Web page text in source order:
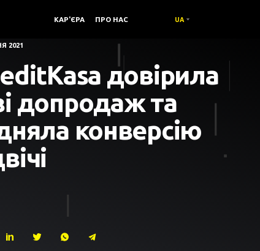
КАР'ЄРА ПРО НАС UA
2021
довірила
допродаж та
конверсію